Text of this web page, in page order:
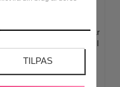
TILPAS
Klein - Euphoria Solar
Eau de Parfum - 50 ml